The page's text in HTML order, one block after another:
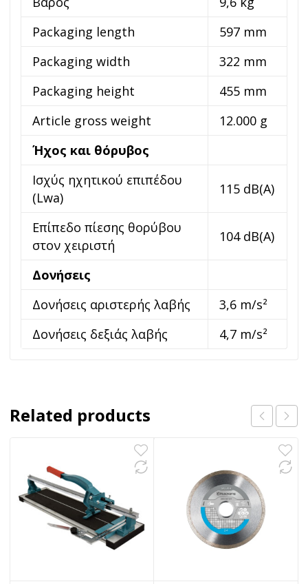
Packaging length
597 mm
Packaging width
322 mm
Packaging height
455 mm
Article gross weight
12.000 g
Ήχος και θόρυβος
Ισχύς ηχητικού επιπέδου
(Lwa)
115 dB(A)
Επίπεδο πίεσης θορύβου
στον χειριστή
104 dB(A)
Δονήσεις
Δονήσεις αριστερής λαβής
3,6 m/s²
Δονήσεις δεξιάς λαβής
4,7 m/s²
Related products